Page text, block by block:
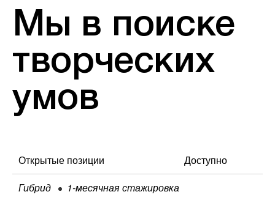
Мы в поиске
творческих
умов
Открытые позиции
Доступно
Гибрид
1-месячная стажировка